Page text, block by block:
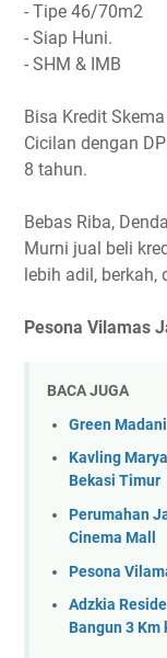
- Tipe 46/70m2
- Siap Huni.
- SHM & IMB
Bisa Kredit
Cicilan dengan
8 tahun.
Bebas Riba,
Murni jual beli
lebih adil, berkah,
Pesona Vilamas
BACA JUGA
Green
Kavling
Bekasi Timur
Perumahan
Cinema Mall
Pesona
Adzkia
Bangun 3